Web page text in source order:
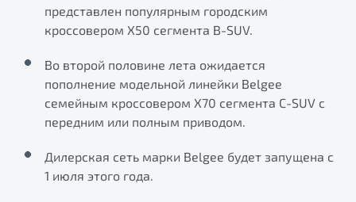
Элегантный и практичный седан
от 1 699 990 ₽*
Обзор В наличии
X70
Узнайте о специальных выгодах при покупке
Подробно
Автомобили в наличии
Тест-драйв
"Помощь на дорогах"
представлен популярным городским
кроссовером Х50 сегмента B-SUV.
Во второй половине лета ожидается
пополнение модельной линейки Belgee
семейным кроссовером Х70 сегмента C-SUV с
передним или полным приводом.
Дилерская сеть марки Belgee будет запущена с
1 июля этого года.